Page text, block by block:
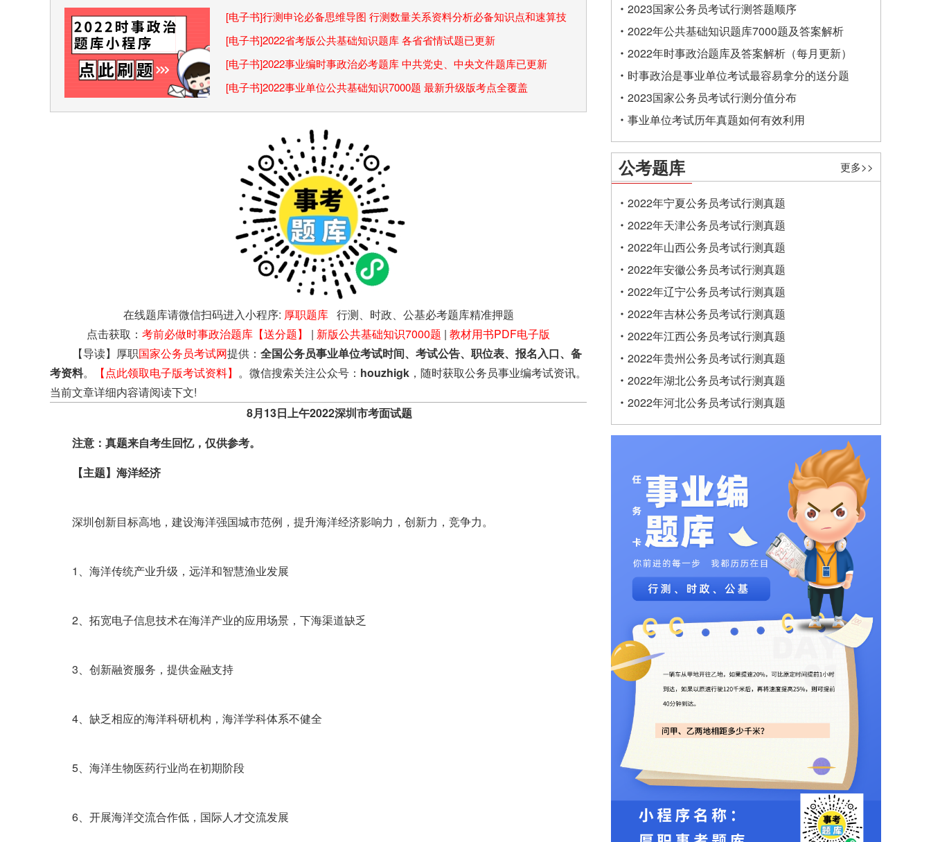
[电子书]行测申论必备思维导图 行测数量关系资料分析必备知识点和速算技
巧
[电子书]2022省考版公共基础知识题库 各省省情试题已更新
[电子书]2022事业编时事政治必考题库 中共党史、中央文件题库已更新
[电子书]2022事业单位公共基础知识7000题 最新升级版考点全覆盖
在线题库请微信扫码进入小程序: 厚职题库行测、时政、公基必考题库精准押题
点击获取： 考前必做时事政治题库【送分题】 | 新版公共基础知识7000题 | 教材用书PDF电子版
【导读】厚职国家公务员考试网提供： 全国公务员事业单位考试时间、考试公告、职位表、报名入口、备
考资料。 【点此领取电子版考试资料】 。微信搜索关注公众号： houzhigk ，随时获取公务员事业编考试资讯。
当前文章详细内容请阅读下文!
8月13日上午2022深圳市考面试题
注意：真题来自考生回忆，仅供参考。
【主题】海洋经济
深圳创新目标高地，建设海洋强国城市范例，提升海洋经济影响力，创新力，竞争力。
1、海洋传统产业升级，远洋和智慧渔业发展
2、拓宽电子信息技术在海洋产业的应用场景，下海渠道缺乏
3、创新融资服务，提供金融支持
4、缺乏相应的海洋科研机构，海洋学科体系不健全
5、海洋生物医药行业尚在初期阶段
6、开展海洋交流合作低，国际人才交流发展
架
2023国家公务员考试行测答题顺序
2022年公共基础知识题库7000题及答案解析
2022年时事政治题库及答案解析（每月更新）
时事政治是事业单位考试最容易拿分的送分题
2023国家公务员考试行测分值分布
事业单位考试历年真题如何有效利用
公考题库 更多>>
2022年宁夏公务员考试行测真题
2022年天津公务员考试行测真题
2022年山西公务员考试行测真题
2022年安徽公务员考试行测真题
2022年辽宁公务员考试行测真题
2022年吉林公务员考试行测真题
2022年江西公务员考试行测真题
2022年贵州公务员考试行测真题
2022年湖北公务员考试行测真题
2022年河北公务员考试行测真题